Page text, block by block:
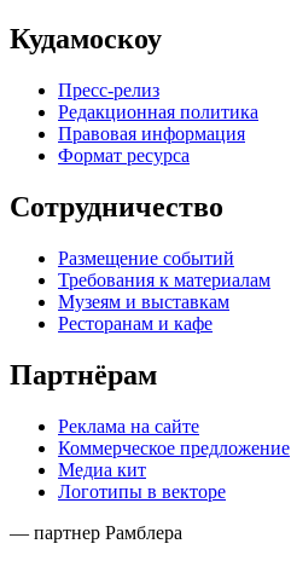
Кудамоскоу
Пресс-релиз
Редакционная политика
Правовая информация
Формат ресурса
Сотрудничество
Размещение событий
Требования к материалам
Музеям и выставкам
Ресторанам и кафе
Партнёрам
Реклама на сайте
Коммерческое предложение
Медиа кит
Логотипы в векторе
— партнер Рамблера